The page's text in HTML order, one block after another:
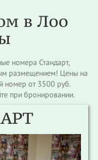
в Лоо
номера Стандарт,
размещением! Цены на
номер от 3500 руб.
при бронировании.